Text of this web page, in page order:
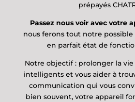
prépayés
Passez nous voir avec votre
nous ferons tout notre
en parfait état de
Notre objectif : prolonger la
intelligents et vous aider à
communication qui vous
bien souvent, votre appareil